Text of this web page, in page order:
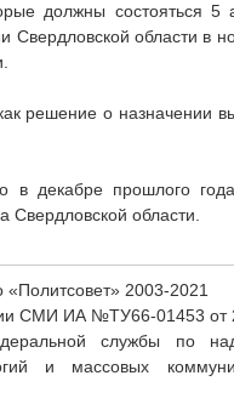
должны состояться 5
Свердловской области в
решение о назначении
в декабре прошлого
Свердловской области.
2003-2021
СМИ ИА №ТУ66-01453 от
службы по
и массовых